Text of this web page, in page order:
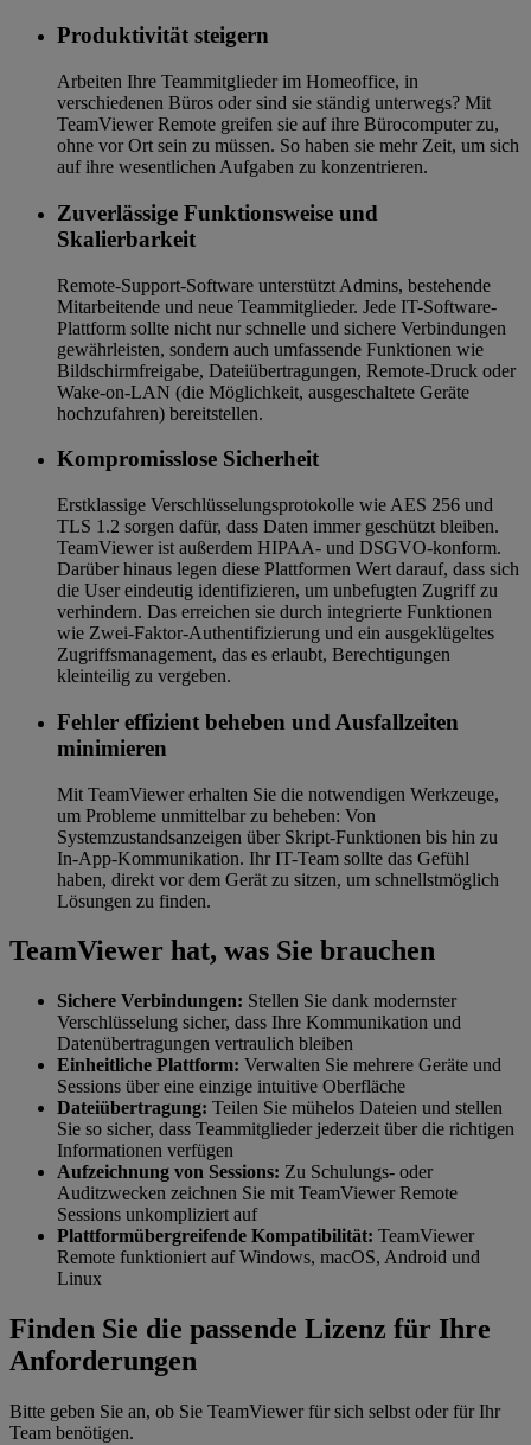
Produktivität steigern
Arbeiten Ihre Teammitglieder im Homeoffice, in
verschiedenen Büros oder sind sie ständig unterwegs? Mit
TeamViewer Remote greifen sie auf ihre Bürocomputer zu,
ohne vor Ort sein zu müssen. So haben sie mehr Zeit, um sich
auf ihre wesentlichen Aufgaben zu konzentrieren.
Zuverlässige Funktionsweise und
Skalierbarkeit
Remote-Support-Software unterstützt Admins, bestehende
Mitarbeitende und neue Teammitglieder. Jede IT-Software-
Plattform sollte nicht nur schnelle und sichere Verbindungen
gewährleisten, sondern auch umfassende Funktionen wie
Bildschirmfreigabe, Dateiübertragungen, Remote-Druck oder
Wake-on-LAN (die Möglichkeit, ausgeschaltete Geräte
hochzufahren) bereitstellen.
Kompromisslose Sicherheit
Erstklassige Verschlüsselungsprotokolle wie AES 256 und
TLS 1.2 sorgen dafür, dass Daten immer geschützt bleiben.
TeamViewer ist außerdem HIPAA- und DSGVO-konform.
Darüber hinaus legen diese Plattformen Wert darauf, dass sich
die User eindeutig identifizieren, um unbefugten Zugriff zu
verhindern. Das erreichen sie durch integrierte Funktionen
wie Zwei-Faktor-Authentifizierung und ein ausgeklügeltes
Zugriffsmanagement, das es erlaubt, Berechtigungen
kleinteilig zu vergeben.
Fehler effizient beheben und Ausfallzeiten
minimieren
Mit TeamViewer erhalten Sie die notwendigen Werkzeuge,
um Probleme unmittelbar zu beheben: Von
Systemzustandsanzeigen über Skript-Funktionen bis hin zu
In-App-Kommunikation. Ihr IT-Team sollte das Gefühl
haben, direkt vor dem Gerät zu sitzen, um schnellstmöglich
Lösungen zu finden.
TeamViewer hat, was Sie brauchen
Sichere Verbindungen: Stellen Sie dank modernster
Verschlüsselung sicher, dass Ihre Kommunikation und
Datenübertragungen vertraulich bleiben
Einheitliche Plattform: Verwalten Sie mehrere Geräte und
Sessions über eine einzige intuitive Oberfläche
Dateiübertragung: Teilen Sie mühelos Dateien und stellen
Sie so sicher, dass Teammitglieder jederzeit über die richtigen
Informationen verfügen
Aufzeichnung von Sessions: Zu Schulungs- oder
Auditzwecken zeichnen Sie mit TeamViewer Remote
Sessions unkompliziert auf
Plattformübergreifende Kompatibilität: TeamViewer
Remote funktioniert auf Windows, macOS, Android und
Linux
Finden Sie die passende Lizenz für Ihre
Anforderungen
Bitte geben Sie an, ob Sie TeamViewer für sich selbst oder für Ihr
Team benötigen.